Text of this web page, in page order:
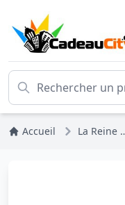
Accueil La